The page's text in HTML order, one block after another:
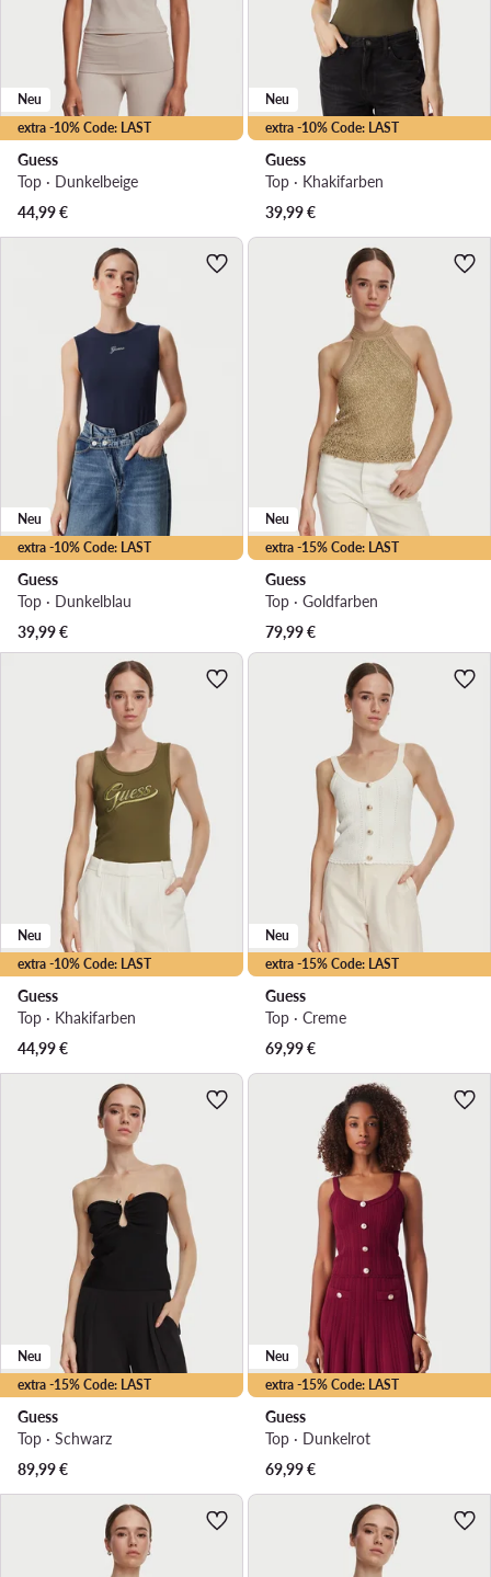
extra -10% Code: LAST
Neu
Guess
Top · Dunkelbeige
44,99€
extra -10% Code: LAST
Neu
Guess
Top · Khakifarben
39,99€
extra -10% Code: LAST
Neu
Guess
Top · Dunkelblau
39,99€
extra -15% Code: LAST
Neu
Guess
Top · Goldfarben
79,99€
extra -10% Code: LAST
Neu
Guess
Top · Khakifarben
44,99€
extra -15% Code: LAST
Neu
Guess
Top · Creme
69,99€
extra -15% Code: LAST
Neu
Guess
Top · Schwarz
89,99€
extra -15% Code: LAST
Neu
Guess
Top · Dunkelrot
69,99€